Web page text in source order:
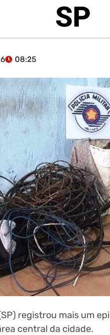
SP
08:25
registrou mais um
central da cidade.